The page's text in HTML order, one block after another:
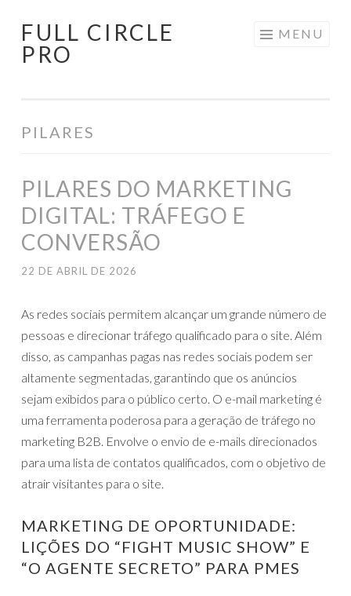
Pular
para
FULL CIRCLE
PRO
MENU
PILARES
PILARES DO MARKETING
DIGITAL: TRÁFEGO E
CONVERSÃO
22 DE ABRIL DE 2026
As redes sociais permitem alcançar um grande número de
pessoas e direcionar tráfego qualificado para o site. Além
disso, as campanhas pagas nas redes sociais podem ser
altamente segmentadas, garantindo que os anúncios
sejam exibidos para o público certo. O e-mail marketing é
uma ferramenta poderosa para a geração de tráfego no
marketing B2B. Envolve o envio de e-mails direcionados
para uma lista de contatos qualificados, com o objetivo de
atrair visitantes para o site.
MARKETING DE OPORTUNIDADE:
LIÇÕES DO “FIGHT MUSIC SHOW” E
“O AGENTE SECRETO” PARA PMES